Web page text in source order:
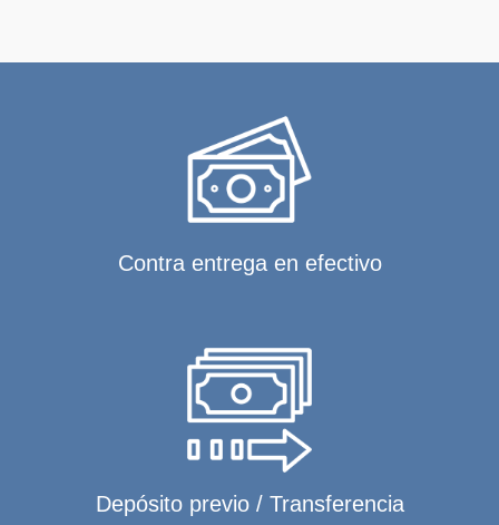
Contra entrega en efectivo
Depósito previo / Transferencia